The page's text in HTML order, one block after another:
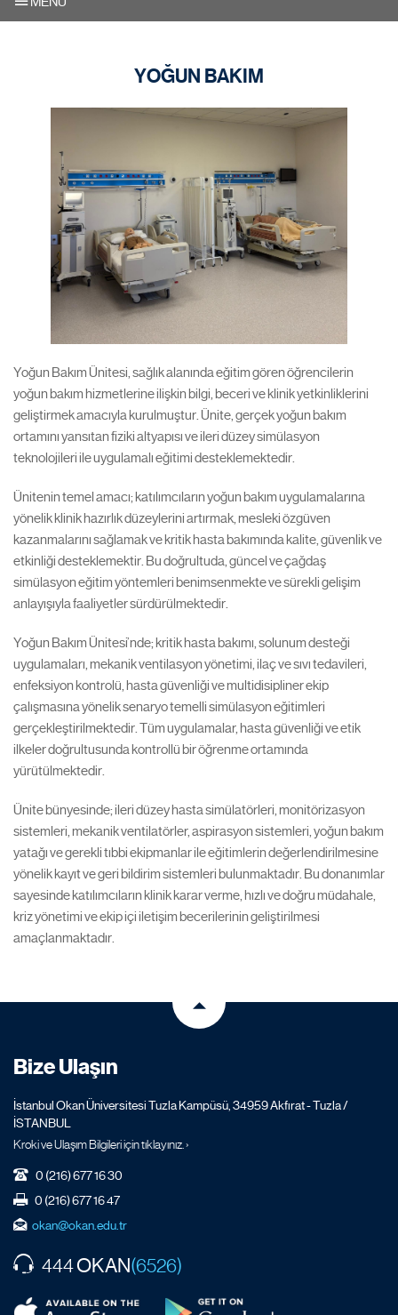
YOĞUN BAKIM
Yoğun Bakım Ünitesi, sağlık alanında eğitim gören öğrencilerin
yoğun bakım hizmetlerine ilişkin bilgi, beceri ve klinik yetkinliklerini
geliştirmek amacıyla kurulmuştur. Ünite, gerçek yoğun bakım
ortamını yansıtan fiziki altyapısı ve ileri düzey simülasyon
teknolojileri ile uygulamalı eğitimi desteklemektedir.
Ünitenin temel amacı; katılımcıların yoğun bakım uygulamalarına
yönelik klinik hazırlık düzeylerini artırmak, mesleki özgüven
kazanmalarını sağlamak ve kritik hasta bakımında kalite, güvenlik ve
etkinliği desteklemektir. Bu doğrultuda, güncel ve çağdaş
simülasyon eğitim yöntemleri benimsenmekte ve sürekli gelişim
anlayışıyla faaliyetler sürdürülmektedir.
Yoğun Bakım Ünitesi’nde; kritik hasta bakımı, solunum desteği
uygulamaları, mekanik ventilasyon yönetimi, ilaç ve sıvı tedavileri,
enfeksiyon kontrolü, hasta güvenliği ve multidisipliner ekip
çalışmasına yönelik senaryo temelli simülasyon eğitimleri
gerçekleştirilmektedir. Tüm uygulamalar, hasta güvenliği ve etik
ilkeler doğrultusunda kontrollü bir öğrenme ortamında
yürütülmektedir.
Ünite bünyesinde; ileri düzey hasta simülatörleri, monitörizasyon
sistemleri, mekanik ventilatörler, aspirasyon sistemleri, yoğun bakım
yatağı ve gerekli tıbbi ekipmanlar ile eğitimlerin değerlendirilmesine
yönelik kayıt ve geri bildirim sistemleri bulunmaktadır. Bu donanımlar
sayesinde katılımcıların klinik karar verme, hızlı ve doğru müdahale,
kriz yönetimi ve ekip içi iletişim becerilerinin geliştirilmesi
amaçlanmaktadır.
Bize Ulaşın
İstanbul Okan Üniversitesi Tuzla Kampüsü, 34959 Akfırat - Tuzla /
İSTANBUL
Kroki ve Ulaşım Bilgileri için tıklayınız. ›
0 (216) 677 16 30
0 (216) 677 16 47
okan@okan.edu.tr
444OKAN(6526)